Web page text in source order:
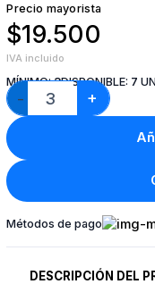
Precio mayorista
$19.500
IVA incluido
MÍNIMO:3DISPONIBLE: 7
− +
Métodos de pago
DESCRIPCIÓN DEL